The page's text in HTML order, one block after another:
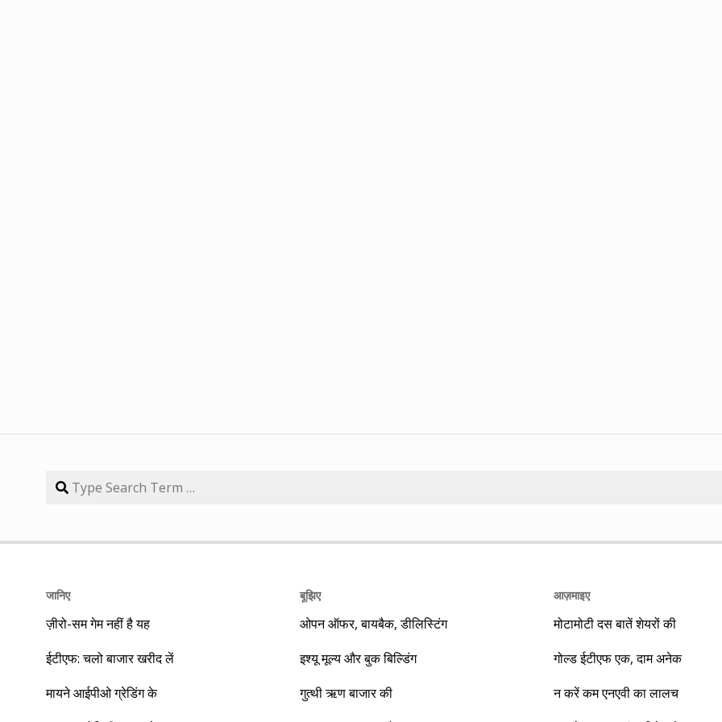
जानिए
ज़ीरो-सम गेम नहीं है यह
ईटीएफ: चलो बाजार खरीद लें
मायने आईपीओ ग्रेडिंग के
बूझिए
ओपन ऑफर, बायबैक, डीलिस्टिंग
इश्यू मूल्य और बुक बिल्डिंग
गुत्थी ऋण बाजार की
आज़माइए
मोटामोटी दस बातें शेयरों की
गोल्ड ईटीएफ एक, दाम अनेक
न करें कम एनएवी का लालच